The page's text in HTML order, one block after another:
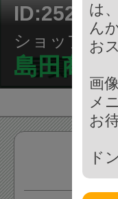
ID:252750
ショップ/お
島田商店
は
ん
お
画
メ
お
ド